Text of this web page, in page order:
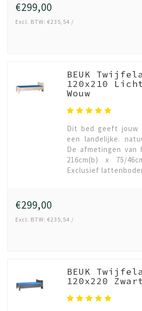
€299,00
Excl. BTW: €235,54 /
BEUK
120x210
Wouw
Dit bed geeft jouw
een landelijke.
De afmetingen van
216cm(b) x 75/
Exclusief
€299,00
Excl. BTW: €235,54 /
BEUK
120x220